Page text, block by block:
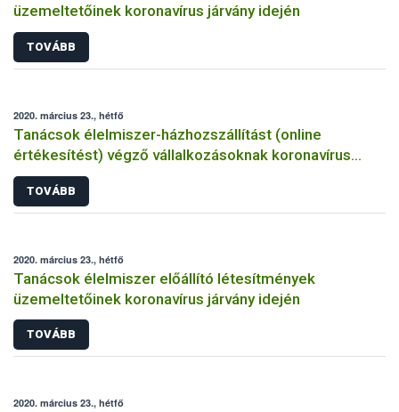
üzemeltetőinek koronavírus járvány idején
TOVÁBB
2020. március 23., hétfő
Tanácsok élelmiszer-házhozszállítást (online
értékesítést) végző vállalkozásoknak koronavírus
járvány idején
TOVÁBB
2020. március 23., hétfő
Tanácsok élelmiszer előállító létesítmények
üzemeltetőinek koronavírus járvány idején
TOVÁBB
2020. március 23., hétfő